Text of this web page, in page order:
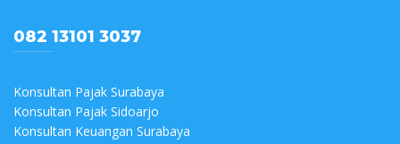
082 13101 3037
Konsultan Pajak Surabaya
Konsultan Pajak Sidoarjo
Konsultan Keuangan Surabaya